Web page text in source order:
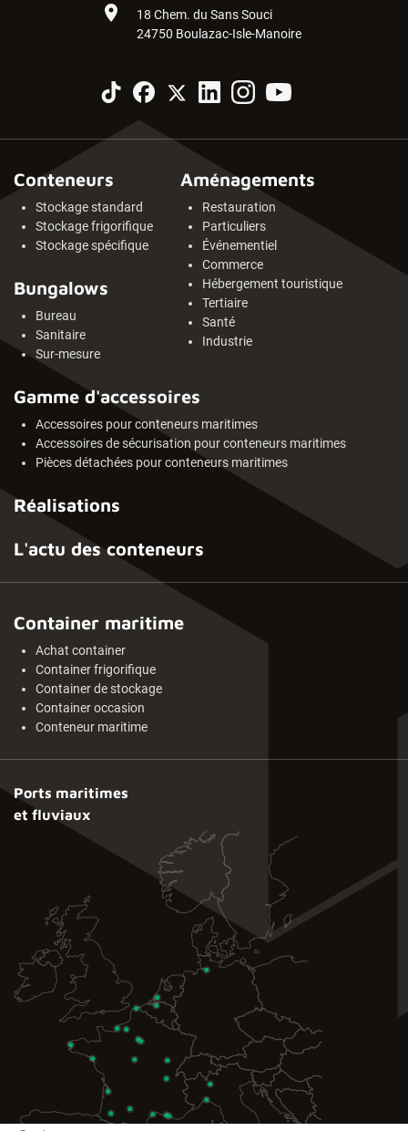
place
18 Chem. du Sans Souci
24750 Boulazac-Isle-Manoire
Conteneurs
Stockage standard
Stockage frigorifique
Stockage spécifique
Bungalows
Bureau
Sanitaire
Sur-mesure
Aménagements
Restauration
Particuliers
Événementiel
Commerce
Hébergement touristique
Tertiaire
Santé
Industrie
Gamme d'accessoires
Accessoires pour conteneurs maritimes
Accessoires de sécurisation pour conteneurs maritimes
Pièces détachées pour conteneurs maritimes
Réalisations
L'actu des conteneurs
Container maritime
Achat container
Container frigorifique
Container de stockage
Container occasion
Conteneur maritime
Ports maritimes
et fluviaux